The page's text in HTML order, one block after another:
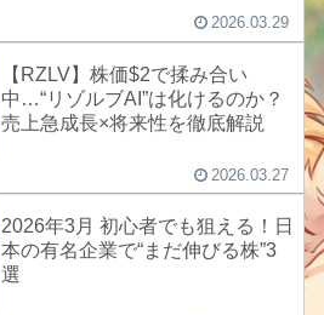
2026.03.29
【RZLV】株価$2で揉み合い
中…“リゾルブAI”は化けるのか？
売上急成長×将来性を徹底解説
2026.03.27
2026年3月 初心者でも狙える！日
本の有名企業で“まだ伸びる株”3
選